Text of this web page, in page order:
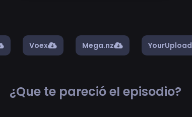
Voex Mega.nz YourUpload
¿Que te pareció el episodio?